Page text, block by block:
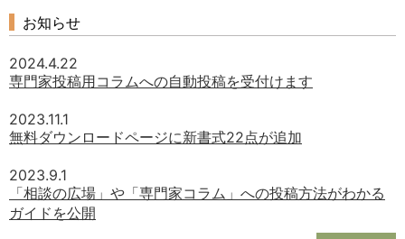
お知らせ
2024.4.22
専門家投稿用コラムへの自動投稿を受付けます
2023.11.1
無料ダウンロードページに新書式22点が追加
2023.9.1
「相談の広場」や「専門家コラム」への投稿方法がわかる
ガイドを公開